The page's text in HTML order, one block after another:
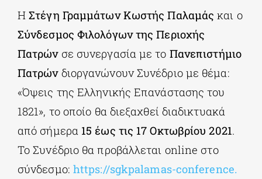
ΔΙΔΑΚΤΟΡΙΚΑ
ΕΚΠΑΙΔΕΥΤΙΚΑ ΙΔΡΥΜΑΤΑ
ΠΟΛΙΤΙΣΤΙΚΟΙ ΦΟΡΕΙΣ
ΧΩΡΟΙ ΤΕΧΝΗΣ
ΗΣτέγη Γραμμάτων Κωστής Παλαμάς και ο
Σύνδεσμος Φιλολόγων της Περιοχής
Πατρώνσε συνεργασία με το Πανεπιστήμιο
Πατρώνδιοργανώνουν Συνέδριο με θέμα:
«Όψεις της Ελληνικής Επανάστασης του
1821», το οποίο θα διεξαχθεί διαδικτυακά
από σήμερα 15 έως τις 17 Οκτωβρίου 2021.
Το Συνέδριο θα προβάλλεται online στο
σύνδεσμο: https://sgkpalamas-conference.